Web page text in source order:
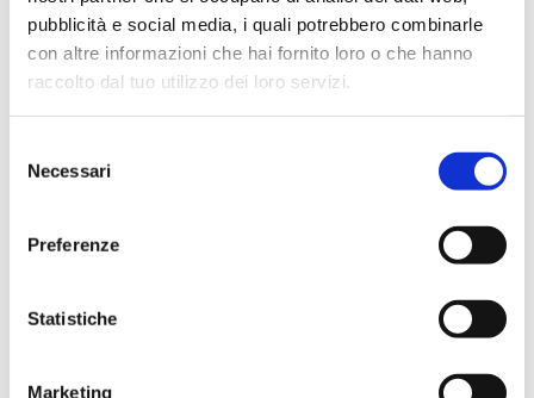
pubblicità e social media, i quali potrebbero combinarle
con altre informazioni che hai fornito loro o che hanno
raccolto dal tuo utilizzo dei loro servizi.
delNecessari
Preferenze
Statistiche
Marketing
Partenza in 48 ore, salvo disponibilità